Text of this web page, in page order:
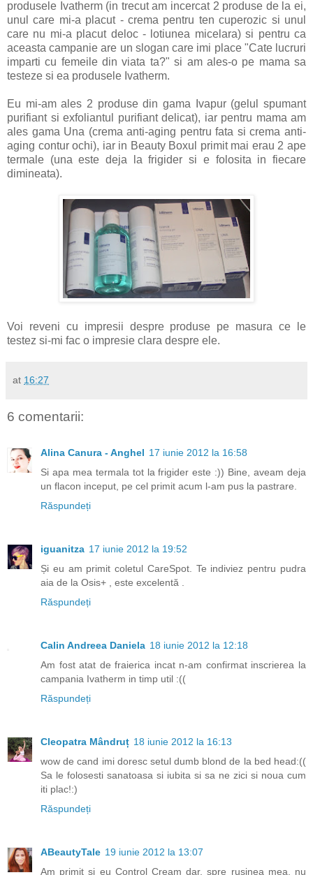
produsele Ivatherm (in trecut am incercat 2 produse de la ei,
unul care mi-a placut - crema pentru ten cuperozic si unul
care nu mi-a placut deloc - lotiunea micelara) si pentru ca
aceasta campanie are un slogan care imi place "Cate lucruri
imparti cu femeile din viata ta?" si am ales-o pe mama sa
testeze si ea produsele Ivatherm.
Eu mi-am ales 2 produse din gama Ivapur (gelul spumant
purifiant si exfoliantul purifiant delicat), iar pentru mama am
ales gama Una (crema anti-aging pentru fata si crema anti-
aging contur ochi), iar in Beauty Boxul primit mai erau 2 ape
termale (una este deja la frigider si e folosita in fiecare
dimineata).
Voi reveni cu impresii despre produse pe masura ce le
testez si-mi fac o impresie clara despre ele.
at 16:27
6 comentarii:
Alina Canura - Anghel 17 iunie 2012 la 16:58
Si apa mea termala tot la frigider este :)) Bine, aveam deja
un flacon inceput, pe cel primit acum l-am pus la pastrare.
Răspundeți
iguanitza 17 iunie 2012 la 19:52
Și eu am primit coletul CareSpot. Te indiviez pentru pudra
aia de la Osis+ , este excelentă .
Răspundeți
Calin Andreea Daniela 18 iunie 2012 la 12:18
Am fost atat de fraierica incat n-am confirmat inscrierea la
campania Ivatherm in timp util :((
Răspundeți
Cleopatra Mândruț 18 iunie 2012 la 16:13
wow de cand imi doresc setul dumb blond de la bed head:((
Sa le folosesti sanatoasa si iubita si sa ne zici si noua cum
iti plac!:)
Răspundeți
ABeautyTale 19 iunie 2012 la 13:07
Am primit si eu Control Cream dar, spre rusinea mea, nu